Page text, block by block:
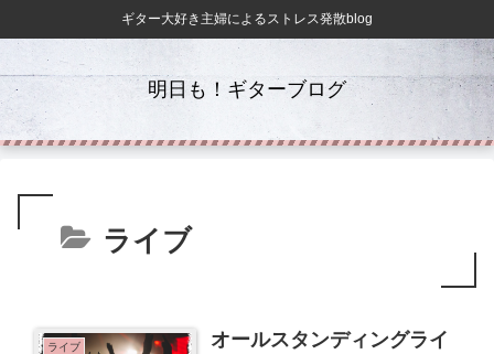
ギター大好き主婦によるストレス発散blog
明日も！ギターブログ
ライブ
ライブ
オールスタンディングライ